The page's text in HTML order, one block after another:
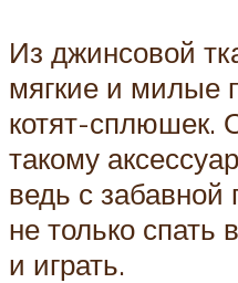
Из джинсовой
мягкие и милые
котят-сплюшек.
такому
ведь с
не только спать
и играть.